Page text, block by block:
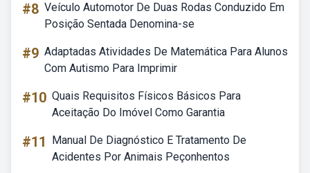
#8 Veículo Automotor De Duas Rodas Conduzido Em
Posição Sentada Denomina-se
#9 Adaptadas Atividades De Matemática Para Alunos
Com Autismo Para Imprimir
#10 Quais Requisitos Físicos Básicos Para
Aceitação Do Imóvel Como Garantia
#11
Manual De Diagnóstico E Tratamento De
Acidentes Por Animais Peçonhentos